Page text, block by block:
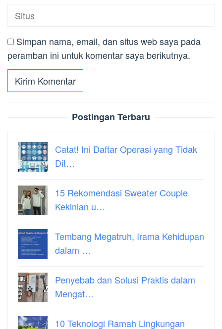
Simpan nama, email, dan situs web saya pada
peramban ini untuk komentar saya berikutnya.
Postingan Terbaru
Catat! Ini Daftar Operasi yang Tidak
Dit…
15 Rekomendasi Sweater Couple
Kekinian u…
Tembang Megatruh, Irama Kehidupan
dalam …
Penyebab dan Solusi Praktis dalam
Mengat…
10 Teknologi Ramah Lingkungan